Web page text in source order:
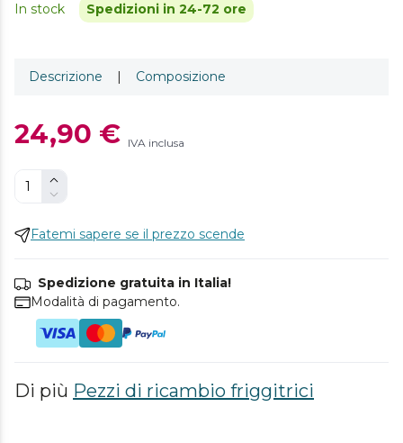
In stock Spedizioni in 24-72 ore
Descrizione | Composizione
24,90 € IVA inclusa
Fatemi sapere se il prezzo scende
Spedizione gratuita in Italia!
Modalità di pagamento.
Di più Pezzi di ricambio friggitrici